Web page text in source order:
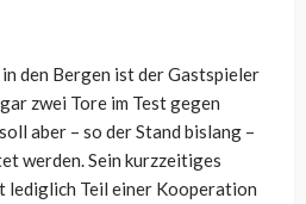
in den Bergen ist der Gastspieler
zwei Tore im Test gegen
aber – so der Stand bislang –
werden. Sein kurzzeitiges
lediglich Teil einer Kooperation